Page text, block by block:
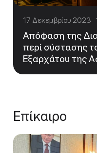
17 Δεκεμβρίου 2023
Απόφαση της
περί σύστασης
Εξαρχάτου της
Επίκαιρο